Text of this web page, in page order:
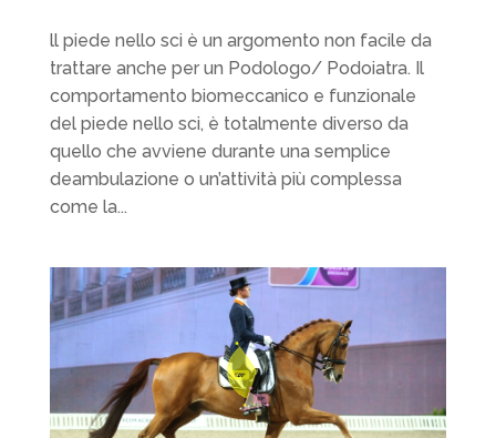
ll piede nello sci è un argomento non facile da
trattare anche per un Podologo/ Podoiatra. Il
comportamento biomeccanico e funzionale
del piede nello sci, è totalmente diverso da
quello che avviene durante una semplice
deambulazione o un’attività più complessa
come la...